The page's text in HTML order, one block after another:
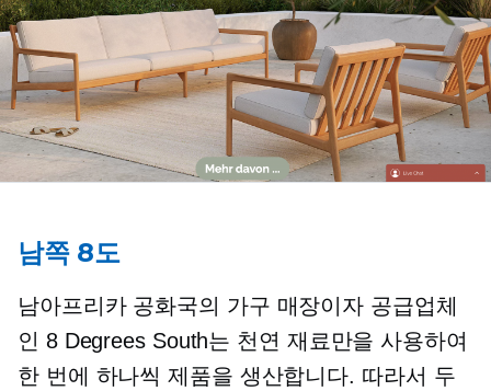
남쪽 8도
남아프리카 공화국의 가구 매장이자 공급업체
인 8 Degrees South는 천연 재료만을 사용하여
한 번에 하나씩 제품을 생산합니다. 따라서 두